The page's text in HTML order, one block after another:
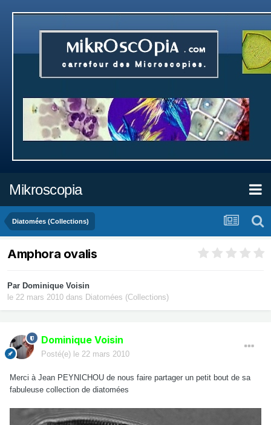
Mikroscopia
Diatomées (Collections)
Amphora ovalis
Par Dominique Voisin
le 22 mars 2010 dans Diatomées (Collections)
Dominique Voisin
Posté(e) le 22 mars 2010
Merci à Jean PEYNICHOU de nous faire partager un petit bout de sa
fabuleuse collection de diatomées